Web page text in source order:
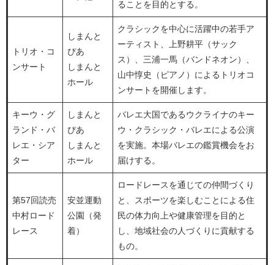
ることを目的とする。
トリオ・コ
ンサート
しまんと
ぴあ
しまんと
ホール
クラシックを中心に活躍中の若手ア
ーティスト、上野耕平（サック
ス）、三浦一馬（バンドネオン）、
山中惇史（ピアノ）によるトリオコ
ンサートを開催します。
キーウ・グ
ランド・バ
レエ・シア
ター
しまんと
ぴあ
しまんと
ホール
バレエ大国であるウクライナのキー
ウ・クラシック・バレエによる公演
を実施。本場バレエの鑑賞機会をお
届けする。
第57回読売
中村ロード
レース
安並運動
公園（発
着）
ロードレースを通じての仲間づくり
と、スポーツを楽しむことによる住
民の体力向上や健康管理を目的と
し、地域社会の人づくりに貢献する
もの。